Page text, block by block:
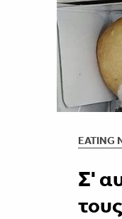
EATING
Σ'